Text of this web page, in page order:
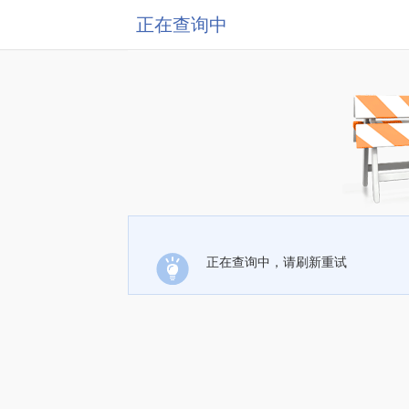
正在查询中
正在查询中，请刷新重试